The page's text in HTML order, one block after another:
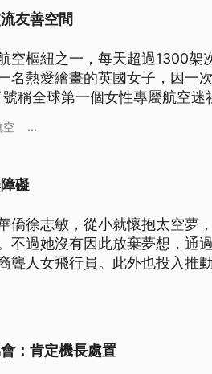
友善空間
空樞紐之一，每天超過1300架
名熱愛繪畫的英國女子，因一
稱全球第一個女性專屬航空迷
空 ...
礙
僑徐志敏，從小就懷抱太空夢
不過她沒有因此放棄夢想，通
聾人女飛行員。此外也投入推
的故事。
：肯定機長處置